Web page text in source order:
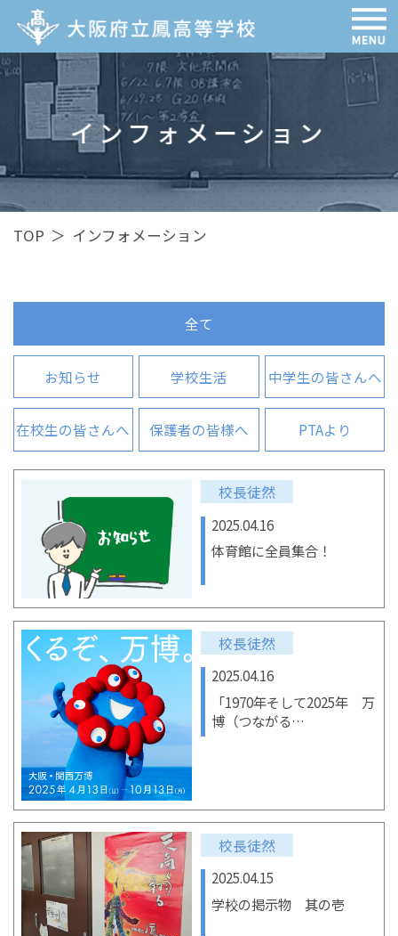
インフォメーション
TOP ＞ インフォメーション
全て
お知らせ 学校生活 中学生の皆さんへ
在校生の皆さんへ 保護者の皆様へ PTAより
校長徒然
2025.04.16
体育館に全員集合！
校長徒然
2025.04.16
「1970年そして2025年 万
博（つながる…
校長徒然
2025.04.15
学校の掲示物 其の壱